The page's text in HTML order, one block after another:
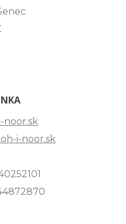
noor.sk
i-noor.sk